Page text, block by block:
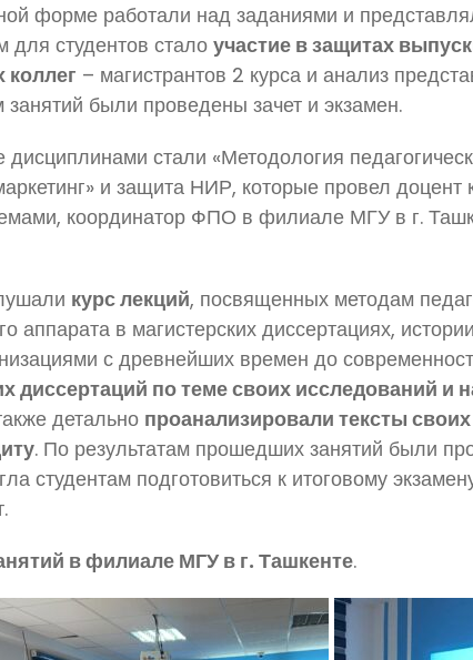
форме работали над заданиями и
студентов стало участие в защитах
– магистрантов 2 курса и анализ
были проведены зачет и экзамен.
стали «Методология
и защита НИР, которые провел
координатор ФПО в филиале МГУ в г.
курс лекций, посвященных методам
аппарата в магистерских диссертациях,
с древнейших времен до
диссертаций по теме своих исследований и
детально проанализировали тексты
. По результатам прошедших занятий были
студентам подготовиться к итоговому
в филиале МГУ в г. Ташкенте.